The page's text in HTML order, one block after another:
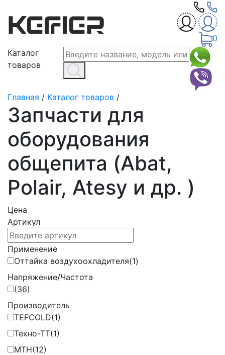
0
Каталог
товаров
Главная / Каталог товаров /
Запчасти для
оборудования
общепита (Abat,
Polair, Atesy и др. )
Цена
Артикул
Применение
Оттайка воздухоохладителя(1)
Напряжение/Частота
(36)
Производитель
TEFCOLD(1)
Техно-ТТ(1)
MTH(12)